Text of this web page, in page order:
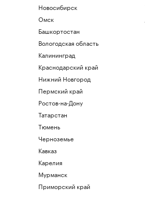
Новосибирск
Омск
Башкортостан
Вологодская область
Калининград
Краснодарский край
Нижний Новгород
Пермский край
Ростов-на-Дону
Татарстан
Тюмень
Черноземье
Кавказ
Карелия
Мурманск
Приморский край